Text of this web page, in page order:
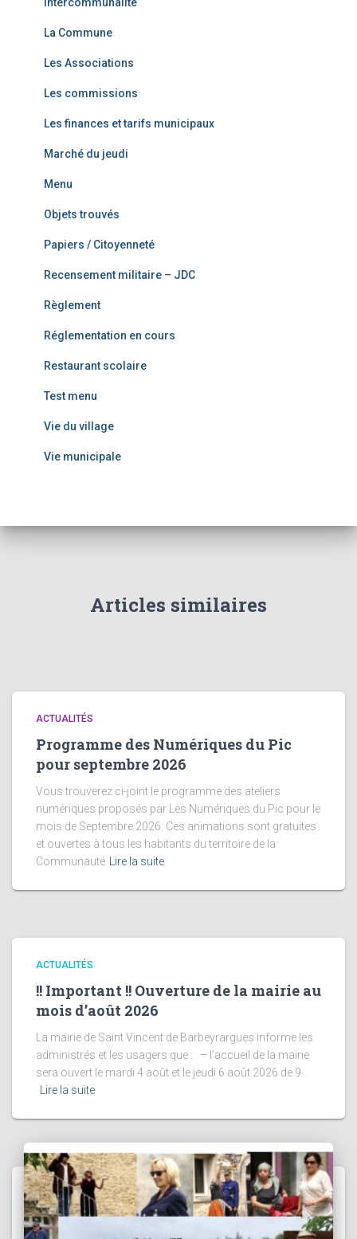
La Commune
Les Associations
Les commissions
Les finances et tarifs municipaux
Marché du jeudi
Menu
Objets trouvés
Papiers / Citoyenneté
Recensement militaire – JDC
Règlement
Réglementation en cours
Restaurant scolaire
Test menu
Vie du village
Vie municipale
Articles similaires
ACTUALITÉS
Programme des Numériques du Pic
pour septembre 2026
Vous trouverez ci-joint le programme des ateliers
numériques proposés par Les Numériques du Pic pour le
mois de Septembre 2026. Ces animations sont gratuites
et ouvertes à tous les habitants du territoire de la
Communauté Lire la suite
ACTUALITÉS
!! Important !! Ouverture de la mairie au
mois d’août 2026
La mairie de Saint Vincent de Barbeyrargues informe les
administrés et les usagers que : – l’accueil de la mairie
sera ouvert le mardi 4 août et le jeudi 6 août 2026 de 9
Lire la suite